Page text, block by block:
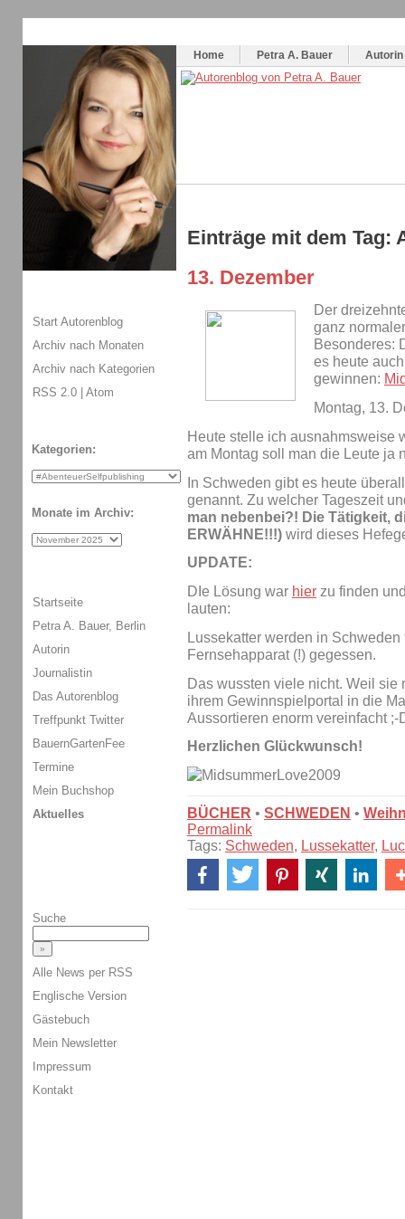
Home
Petra A. Bauer Autorin
Einträge mit dem Tag:
13. Dezember
Der
ganz
Besonderes:
es heute
gewinnen:
Montag, 13.
Heute stelle ich ausnahmsweise
am Montag soll man die Leute ja
In Schweden gibt es heute
genannt. Zu welcher Tageszeit
man nebenbei?! Die Tätigkeit,
ERWÄHNE!!!) wird dieses
UPDATE:
DIe Lösung war hier zu finden
lauten:
Lussekatter werden in
Fernsehapparat (!) gegessen.
Das wussten viele nicht. Weil
ihrem Gewinnspielportal in die
Aussortieren enorm vereinfacht
Herzlichen Glückwunsch!
BÜCHER • SCHWEDEN •
Permalink
Tags: Schweden, Lussekatter,
Start Autorenblog
Archiv nach Monaten
Archiv nach Kategorien
RSS 2.0 | Atom
Kategorien:
Monate im Archiv:
Startseite
Petra A. Bauer, Berlin
Autorin
Journalistin
Das Autorenblog
Treffpunkt Twitter
BauernGartenFee
Termine
Mein Buchshop
Aktuelles
Suche
Alle News per RSS
Englische Version
Gästebuch
Mein Newsletter
Impressum
Kontakt